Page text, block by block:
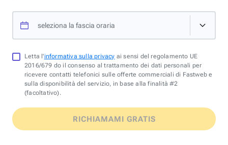
seleziona la fascia oraria
Letta l'informativa sulla privacy ai sensi del regolamento UE
2016/679 do il consenso al trattamento dei dati personali per
ricevere contatti telefonici sulle offerte commerciali di Fastweb e
sulla disponibilità del servizio, in base alla finalità #2
(facoltativo).
RICHIAMAMI GRATIS